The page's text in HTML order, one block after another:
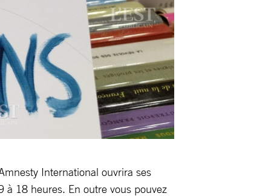
International ouvrira ses
18 heures. En outre vous pouvez